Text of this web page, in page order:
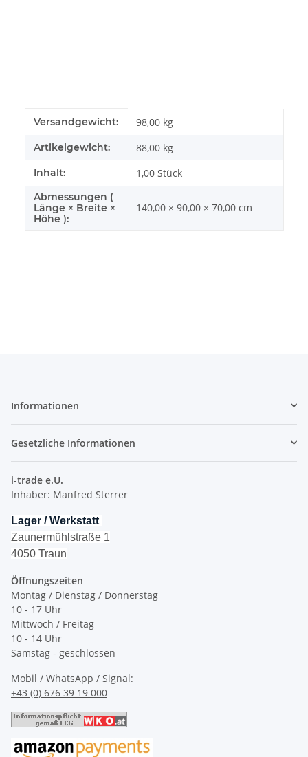
Produkteigenschaft
Wert
Versandgewicht: 98,00 kg
Artikelgewicht: 88,00 kg
Inhalt: 1,00 Stück
Abmessungen (
Länge × Breite ×
Höhe ):
140,00 × 90,00 × 70,00 cm
Informationen
Gesetzliche Informationen
i-trade e.U.
Inhaber: Manfred Sterrer
Lager / Werkstatt
Zaunermühlstraße 1
4050 Traun
Öffnungszeiten
Montag / Dienstag / Donnerstag
10 - 17 Uhr
Mittwoch / Freitag
10 - 14 Uhr
Samstag - geschlossen
Mobil / WhatsApp / Signal:
+43 (0) 676 39 19 000